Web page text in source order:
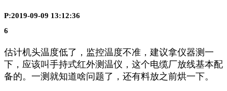
P:2019-09-09 13:12:36
6
估计机头温度低了，监控温度不准，建议拿仪器测一
下，应该叫手持式红外测温仪，这个电缆厂放线基本配
备的。一测就知道啥问题了，还有料放之前烘一下。